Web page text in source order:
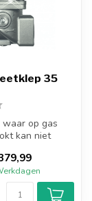
35
waar op gas
kan niet